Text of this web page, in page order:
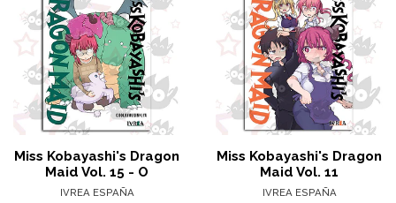
Miss Kobayashi's Dragon
Maid Vol. 15 - O
IVREA ESPAÑA
Miss Kobayashi's Dragon
Maid Vol. 11
IVREA ESPAÑA